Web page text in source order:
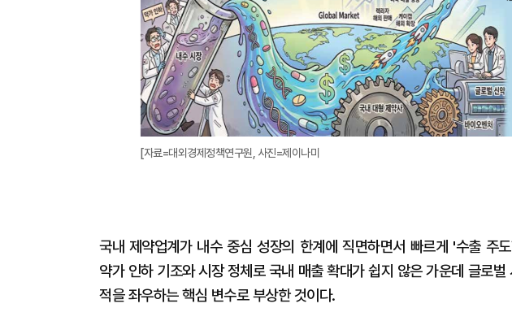
[자료=대외경제정책연구원, 사진=제이나미
국내 제약업계가 내수 중심 성장의 한계에 직면하면서 빠르게 '수출 주
약가 인하 기조와 시장 정체로 국내 매출 확대가 쉽지 않은 가운데 글로
적을 좌우하는 핵심 변수로 부상한 것이다.